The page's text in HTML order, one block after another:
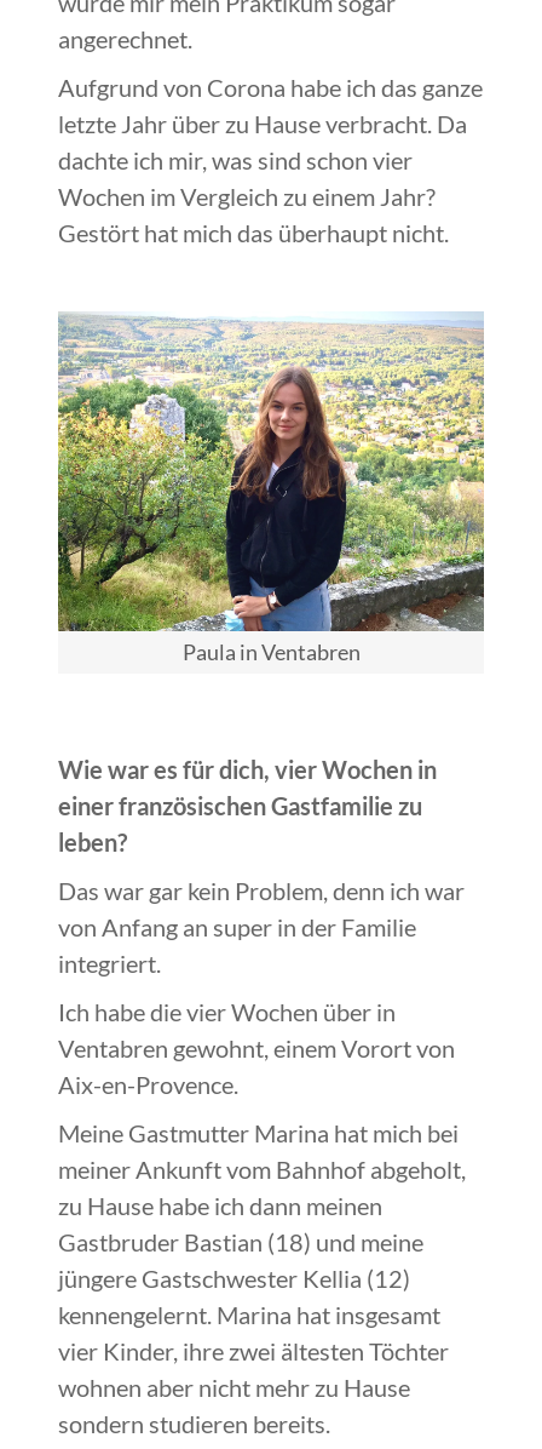
angerechnet.
Aufgrund von Corona habe ich das ganze
letzte Jahr über zu Hause verbracht. Da
dachte ich mir, was sind schon vier
Wochen im Vergleich zu einem Jahr?
Gestört hat mich das überhaupt nicht.
Paula in Ventabren
Wie war es für dich, vier Wochen in
einer französischen Gastfamilie zu
leben?
Das war gar kein Problem, denn ich war
von Anfang an super in der Familie
integriert.
Ich habe die vier Wochen über in
Ventabren gewohnt, einem Vorort von
Aix-en-Provence.
Meine Gastmutter Marina hat mich bei
meiner Ankunft vom Bahnhof abgeholt,
zu Hause habe ich dann meinen
Gastbruder Bastian (18) und meine
jüngere Gastschwester Kellia (12)
kennengelernt. Marina hat insgesamt
vier Kinder, ihre zwei ältesten Töchter
wohnen aber nicht mehr zu Hause
sondern studieren bereits.